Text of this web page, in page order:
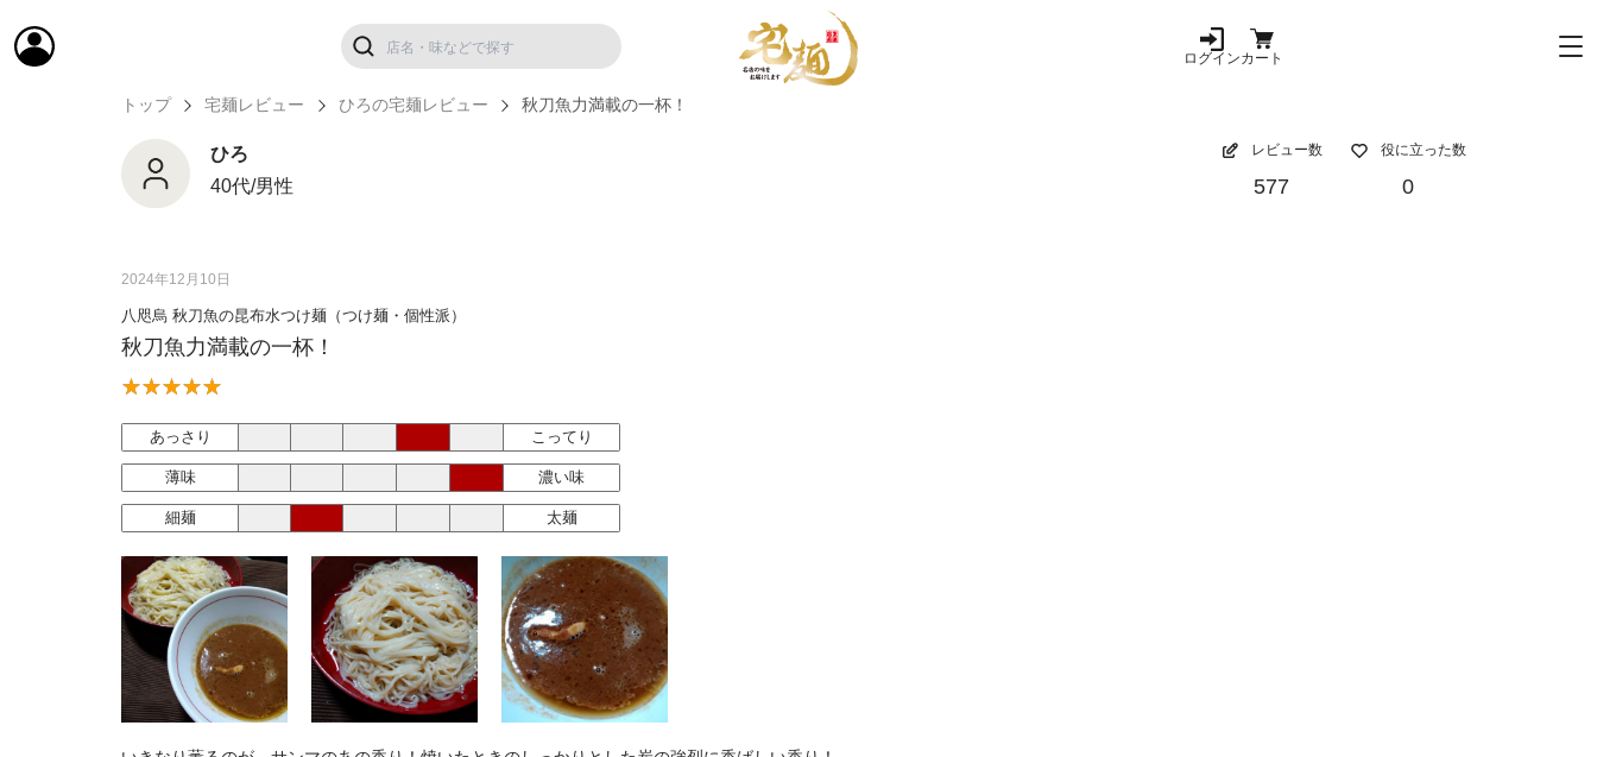
ログインカート
トップ 宅麺レビュー ひろの宅麺レビュー 秋刀魚力満載の一杯！
ひろ
40代/男性
レビュー数
577
役に立った数
0
2024年12月10日
八咫烏 秋刀魚の昆布水つけ麺（つけ麺・個性派）
秋刀魚力満載の一杯！
あっさり こってり
薄味 濃い味
細麺 太麺